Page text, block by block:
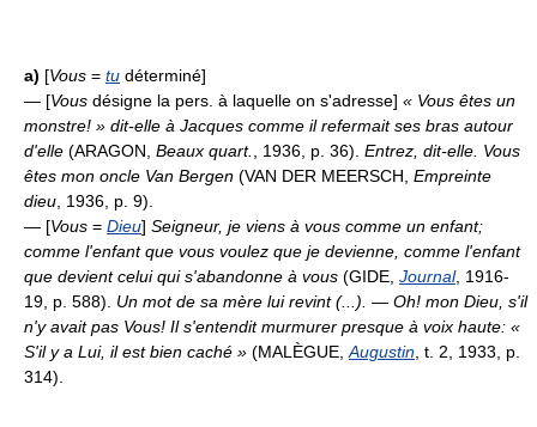
a) [Vous = tu déterminé]
— [Vous désigne la pers. à laquelle on s'adresse] « Vous êtes un
monstre! » dit-elle à Jacques comme il refermait ses bras autour
d'elle (ARAGON, Beaux quart. , 1936, p. 36). Entrez, dit-elle. Vous
êtes mon oncle Van Bergen (VAN DER MEERSCH, Empreinte
dieu , 1936, p. 9).
— [Vous = Dieu] Seigneur, je viens à vous comme un enfant;
comme l'enfant que vous voulez que je devienne, comme l'enfant
que devient celui qui s'abandonne à vous (GIDE, Journal, 1916-
19, p. 588). Un mot de sa mère lui revint (...). — Oh! mon Dieu, s'il
n'y avait pas Vous! Il s'entendit murmurer presque à voix haute: «
S'il y a Lui, il est bien caché » (MALÈGUE, Augustin , t. 2, 1933, p.
314).